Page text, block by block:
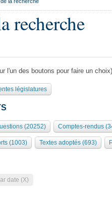
Bureau Collège des
recherche
l'un des boutons pour faire un choix)
législatures
(20252) Comptes-rendus
(1003) Textes adoptés (693)
date (X)